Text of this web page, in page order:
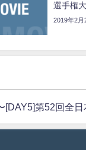
選手権
2019年2月
[DAY5]第52回全